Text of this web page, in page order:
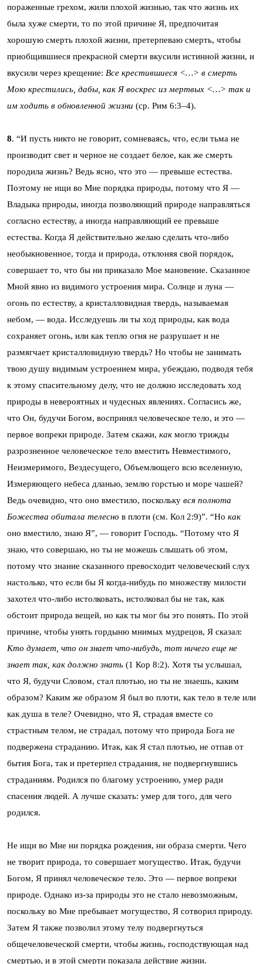
пораженные грехом, жили плохой жизнью, так что жизнь их
была хуже смерти, то по этой причине Я, предпочитая
хорошую смерть плохой жизни, претерпеваю смерть, чтобы
приобщившиеся прекрасной смерти вкусили истинной жизни, и
вкусили через крещение: Все крестившиеся <…> в смерть
Мою крестились, дабы, как Я воскрес из мертвых <…> так и
им ходить в обновленной жизни (ср. Рим 6:3–4).
8. “И пусть никто не говорит, сомневаясь, что, если тьма не
производит свет и черное не создает белое, как же смерть
породила жизнь? Ведь ясно, что это — превыше естества.
Поэтому не ищи во Мне порядка природы, потому что Я —
Владыка природы, иногда позволяющий природе направляться
согласно естеству, а иногда направляющий ее превыше
естества. Когда Я действительно желаю сделать что-либо
необыкновенное, тогда и природа, отклоняя свой порядок,
совершает то, что бы ни приказало Мое мановение. Сказанное
Мной явно из видимого устроения мира. Солнце и луна —
огонь по естеству, а кристалловидная твердь, называемая
небом, — вода. Исследуешь ли ты ход природы, как вода
сохраняет огонь, или как тепло огня не разрушает и не
размягчает кристалловидную твердь? Но чтобы не занимать
твою душу видимым устроением мира, убеждаю, подводя тебя
к этому спасительному делу, что не должно исследовать ход
природы в невероятных и чудесных явлениях. Согласись же,
что Он, будучи Богом, воспринял человеческое тело, и это —
первое вопреки природе. Затем скажи, как могло трижды
разрозненное человеческое тело вместить Невместимого,
Неизмеримого, Вездесущего, Объемлющего всю вселенную,
Измеряющего небеса дланью, землю горстью и море чашей?
Ведь очевидно, что оно вместило, поскольку вся полнота
Божества обитала телесно в плоти (см. Кол 2:9)”. “Но как
оно вместило, знаю Я”, — говорит Господь. “Потому что Я
знаю, что совершаю, но ты не можешь слышать об этом,
потому что знание сказанного превосходит человеческий слух
настолько, что если бы Я когда-нибудь по множеству милости
захотел что-либо истолковать, истолковал бы не так, как
обстоит природа вещей, но как ты мог бы это понять. По этой
причине, чтобы унять гордыню мнимых мудрецов, Я сказал:
Кто думает, что он знает что-нибудь, тот ничего еще не
знает так, как должно знать (1 Кор 8:2). Хотя ты услышал,
что Я, будучи Словом, стал плотью, но ты не знаешь, каким
образом? Каким же образом Я был во плоти, как тело в теле или
как душа в теле? Очевидно, что Я, страдая вместе со
страстным телом, не страдал, потому что природа Бога не
подвержена страданию. Итак, как Я стал плотью, не отпав от
бытия Бога, так и претерпел страдания, не подвергнувшись
страданиям. Родился по благому устроению, умер ради
спасения людей. А лучше сказать: умер для того, для чего
родился.
Не ищи во Мне ни порядка рождения, ни образа смерти. Чего
не творит природа, то совершает могущество. Итак, будучи
Богом, Я принял человеческое тело. Это — первое вопреки
природе. Однако из-за природы это не стало невозможным,
поскольку во Мне пребывает могущество, Я сотворил природу.
Затем Я также позволил этому телу подвергнуться
общечеловеческой смерти, чтобы жизнь, господствующая над
смертью, и в этой смерти показала действие жизни.